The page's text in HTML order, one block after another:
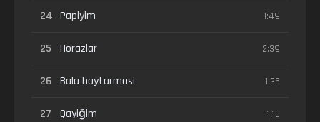
24 Papiyim 1:49
25 Horazlar 2:39
26 Bala haytarmasi 1:35
27 Qayiğim 1:15